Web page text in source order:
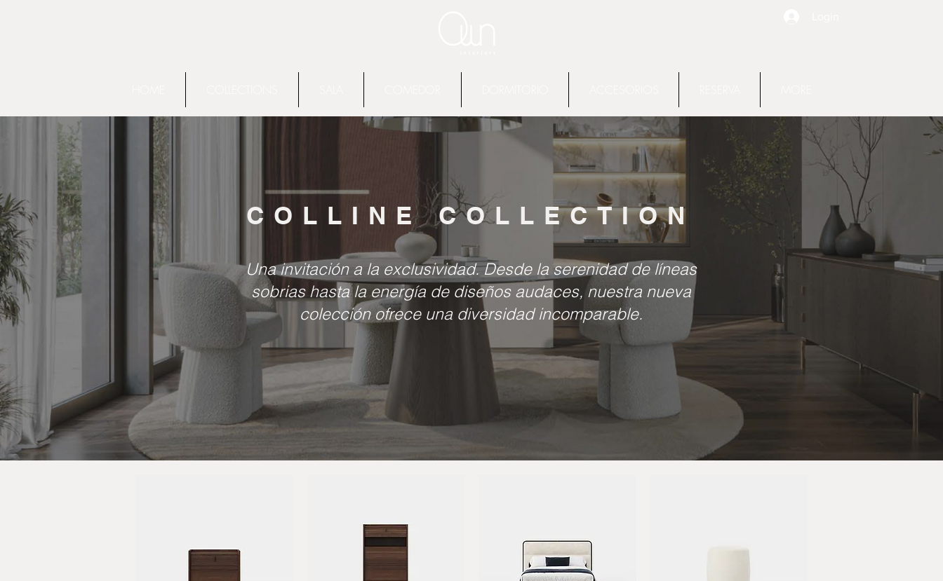
COLLINE COLLECTION
Una invitación a la exclusividad. Desde la serenidad de líneas
sobrias hasta la energía de diseños audaces, nuestra nueva
colección ofrece una diversidad incomparable.